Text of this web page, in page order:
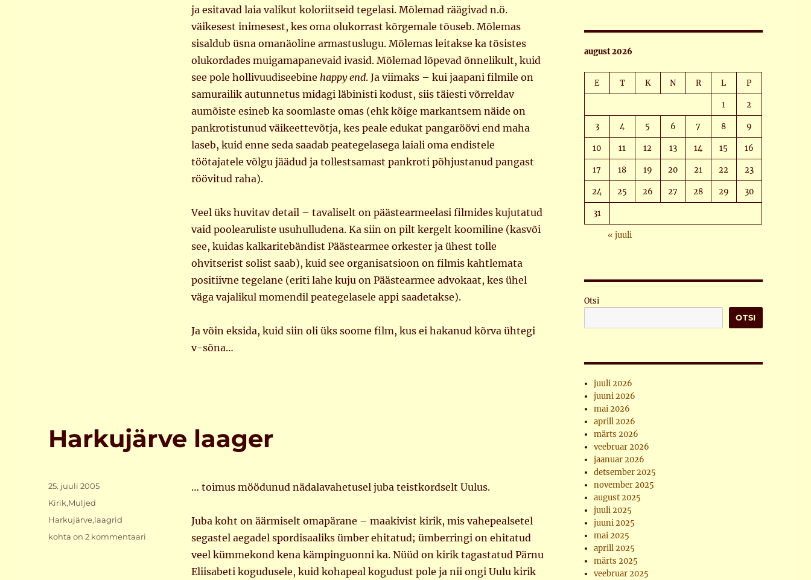
ja esitavad laia valikut koloriitseid tegelasi. Mõlemad räägivad n.ö.
väikesest inimesest, kes oma olukorrast kõrgemale tõuseb. Mõlemas
sisaldub üsna omanäoline armastuslugu. Mõlemas leitakse ka tõsistes
olukordades muigamapanevaid ivasid. Mõlemad lõpevad õnnelikult, kuid
see pole hollivuudiseebine happy end. Ja viimaks – kui jaapani filmile on
samurailik autunnetus midagi läbinisti kodust, siis täiesti võrreldav
aumõiste esineb ka soomlaste omas (ehk kõige markantsem näide on
pankrotistunud väikeettevõtja, kes peale edukat pangaröövi end maha
laseb, kuid enne seda saadab peategelasega laiali oma endistele
töötajatele võlgu jäädud ja tollestsamast pankroti põhjustanud pangast
röövitud raha).
Veel üks huvitav detail – tavaliselt on päästearmeelasi filmides kujutatud
vaid poolearuliste usuhulludena. Ka siin on pilt kergelt koomiline (kasvõi
see, kuidas kalkaritebändist Päästearmee orkester ja ühest tolle
ohvitserist solist saab), kuid see organisatsioon on filmis kahtlemata
positiivne tegelane (eriti lahe kuju on Päästearmee advokaat, kes ühel
väga vajalikul momendil peategelasele appi saadetakse).
Ja võin eksida, kuid siin oli üks soome film, kus ei hakanud kõrva ühtegi
v-sõna…
Harkujärve laager
… toimus möödunud nädalavahetusel juba teistkordselt Uulus.
Juba koht on äärmiselt omapärane – maakivist kirik, mis vahepealsetel
segastel aegadel spordisaaliks ümber ehitatud; ümberringi on ehitatud
veel kümmekond kena kämpinguonni ka. Nüüd on kirik tagastatud Pärnu
Eliisabeti kogudusele, kuid kohapeal kogudust pole ja nii ongi Uulu kirik
Postitatud
25. juuli 2005
Rubriigid
Kirik,Muljed
Sildid
Harkujärve,laagrid
Harkujärve
kohta on 2 kommentaari
august 2026
E T K N R L P
1 2
3 4 5 6 7 8 9
10 11 12 13 14 15 16
17 18 19 20 21 22 23
24 25 26 27 28 29 30
31
« juuli
Otsi
OTSI
juuli 2026
juuni 2026
mai 2026
aprill 2026
märts 2026
veebruar 2026
jaanuar 2026
detsember 2025
november 2025
august 2025
juuli 2025
juuni 2025
mai 2025
aprill 2025
märts 2025
veebruar 2025